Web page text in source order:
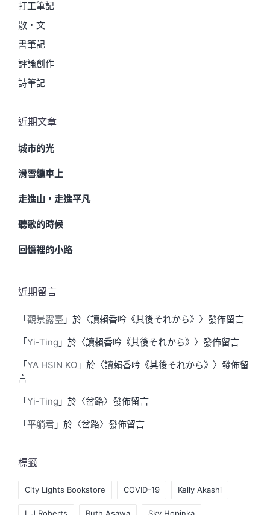
打工筆記
散・文
書筆記
評論創作
詩筆記
近期文章
城市的光
滑雪纜車上
走進山，走進平凡
聽歌的時候
回憶裡的小路
近期留言
「觀景露臺 」於〈讀賴香吟《其後それから》 〉發佈留言
「Yi-Ting 」於〈讀賴香吟《其後それから》 〉發佈留言
「YA HSIN KO 」於〈讀賴香吟《其後それから》 〉發佈留
言
「Yi-Ting 」於〈岔路〉發佈留言
「平躺君 」於〈岔路〉發佈留言
標籤
City Lights Bookstore COVID-19 Kelly Akashi
L J Roberts Ruth Asawa Sky Hopinka